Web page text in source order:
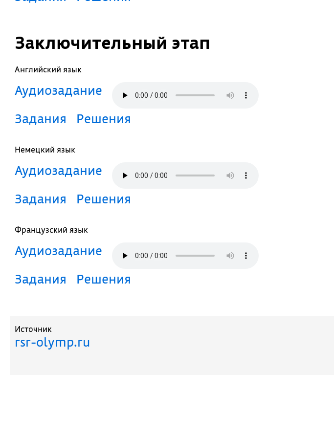
Заключительный этап
Английский язык
Аудиозадание
Задания
Решения
Немецкий язык
Аудиозадание
Задания
Решения
Французский язык
Аудиозадание
Задания
Решения
Источник
rsr-olymp.ru